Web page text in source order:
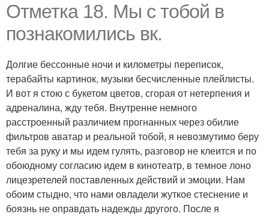
Отметка 18. Мы с тобой в
познакомились вк.
Долгие бессонные ночи и километры переписок,
терабайты картинок, музыки бесчисленные плейлисты.
И вот я стою с букетом цветов, сгорая от нетерпения и
адреналина, жду тебя. Внутренне немного
расстроенный различием прогнанных через обилие
фильтров аватар и реальной тобой, я невозмутимо беру
тебя за руку и мы идем гулять, разговор не клеится и по
обоюдному согласию идем в кинотеатр, в темное лоно
лицезретелей поставленных действий и эмоции. Нам
обоим стыдно, что нами овладели жуткое стеснение и
боязнь не оправдать надежды другого. После я